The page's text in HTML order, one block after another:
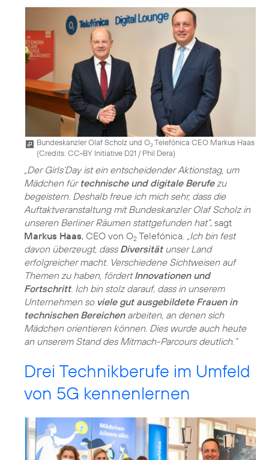
Bundeskanzler Olaf Scholz und O2Telefónica CEO Markus Haas
(Credits: CC-BY Initiative D21 / Phil Dera)
„Der Girls‘Day ist ein entscheidender Aktionstag, um
Mädchen für technische und digitale Berufezu
begeistern. Deshalb freue ich mich sehr, dass die
Auftaktveranstaltung mit Bundeskanzler Olaf Scholz in
unseren Berliner Räumen stattgefunden hat“, sagt
Markus Haas, CEO von O2 Telefónica. „Ich bin fest
davon überzeugt, dass Diversitätunser Land
erfolgreicher macht. Verschiedene Sichtweisen auf
Themen zu haben, fördertInnovationen und
Fortschritt. Ich bin stolz darauf, dass in unserem
Unternehmen so viele gut ausgebildete Frauen in
technischen Bereichenarbeiten, an denen sich
Mädchen orientieren können. Dies wurde auch heute
an unserem Stand des Mitmach-Parcours deutlich.“
Drei Technikberufe im Umfeld
von 5G kennenlernen